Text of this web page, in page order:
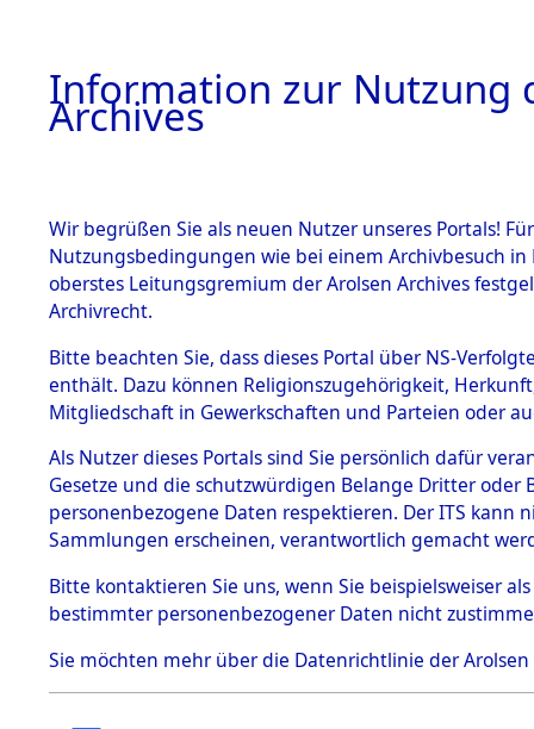
BESTÄNDE
1.
mente
5. Verschiedenes
5.3
Todesmärsche
5.3.1 Alliierte
Erhebungen
zu
Todesmärsch
en
5.3.2
Geltendorf
0110
Information zur Nutzung
Archives
Wir begrüßen Sie als neuen Nutzer unseres Portals!
Nutzungsbedingungen wie bei einem Archivbesuch
oberstes Leitungsgremium der Arolsen Archives
Archivrecht.
Bitte beachten Sie, dass dieses Portal über NS-
enthält. Dazu können Religionszugehörigkeit,
Mitgliedschaft in Gewerkschaften und Parteien oder
Als Nutzer dieses Portals sind Sie persönlich dafür
Gesetze und die schutzwürdigen Belange Dritter
personenbezogene Daten respektieren. Der ITS
Sammlungen erscheinen, verantwortlich gemacht
Bitte kontaktieren Sie uns, wenn Sie beispielsweiser
bestimmter personenbezogener Daten nicht
Sie möchten mehr über die Datenrichtlinie der Arolsen